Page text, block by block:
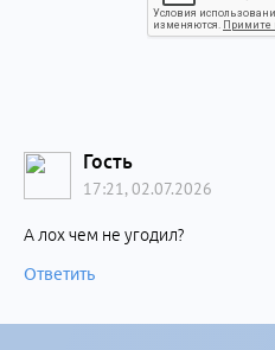
Гость
17:21, 02.07.2026
А лох чем не угодил?
Ответить